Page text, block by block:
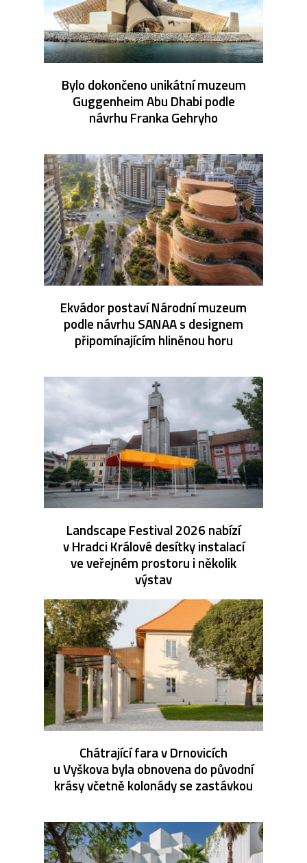
Bylo dokončeno unikátní muzeum
Guggenheim Abu Dhabi podle
návrhu Franka Gehryho
Ekvádor postaví Národní muzeum
podle návrhu SANAA s designem
připomínajícím hliněnou horu
Landscape Festival 2026 nabízí
v Hradci Králové desítky instalací
ve veřejném prostoru i několik
výstav
Chátrající fara v Drnovicích
u Vyškova byla obnovena do původní
krásy včetně kolonády se zastávkou